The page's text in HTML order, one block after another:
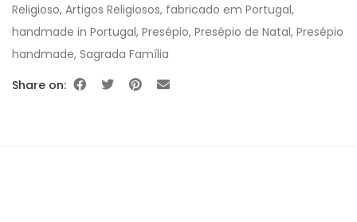
Religioso, Artigos Religiosos, fabricado em Portugal,
handmade in Portugal, Presépio, Presépio de Natal, Presépio
handmade, Sagrada Família
Share on: